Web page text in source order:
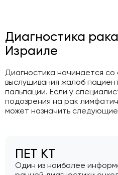
Диагностика
Израиле
Диагностика начинается
выслушивания жалоб
пальпации. Если у
подозрения на рак
может назначить
ПЕТ КТ
Один из наиболее